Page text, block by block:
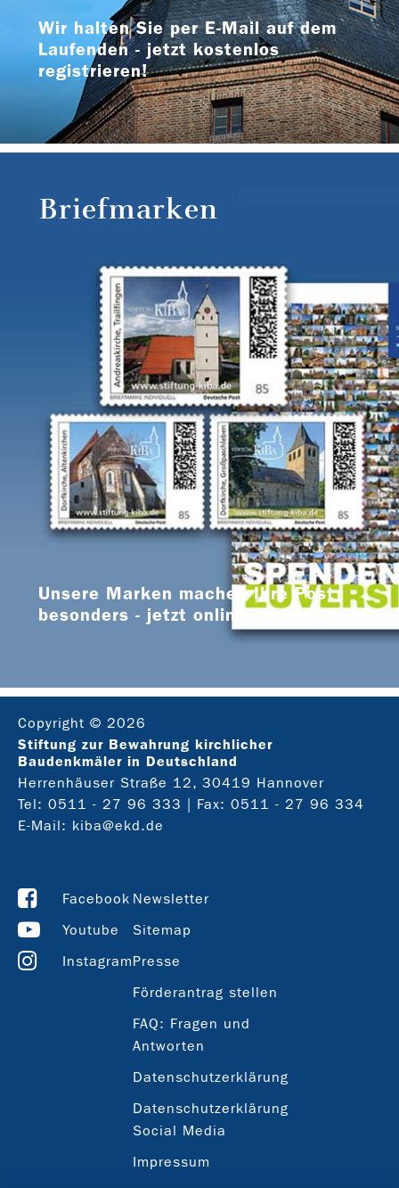
Wir halten Sie per E-Mail auf dem
Laufenden - jetzt kostenlos
registrieren!
Briefmarken
Unsere Marken machen Ihre Post
besonders - jetzt online bestellen
Copyright © 2026
Stiftung zur Bewahrung kirchlicher
Baudenkmäler in Deutschland
Herrenhäuser Straße 12, 30419 Hannover
Tel: 0511 - 27 96 333
| Fax: 0511 - 27 96 334
E-Mail: kiba@ekd.de
Facebook
Youtube
Instagram
Newsletter
Sitemap
Presse
Förderantrag stellen
FAQ: Fragen und
Antworten
Datenschutzerklärung
Datenschutzerklärung
Social Media
Impressum